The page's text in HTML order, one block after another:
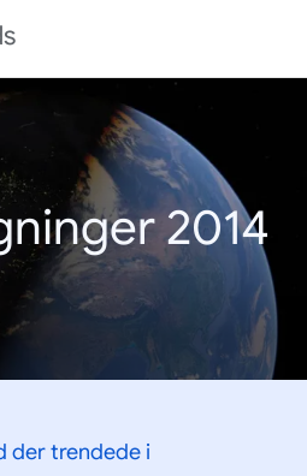
2014
der trendede i